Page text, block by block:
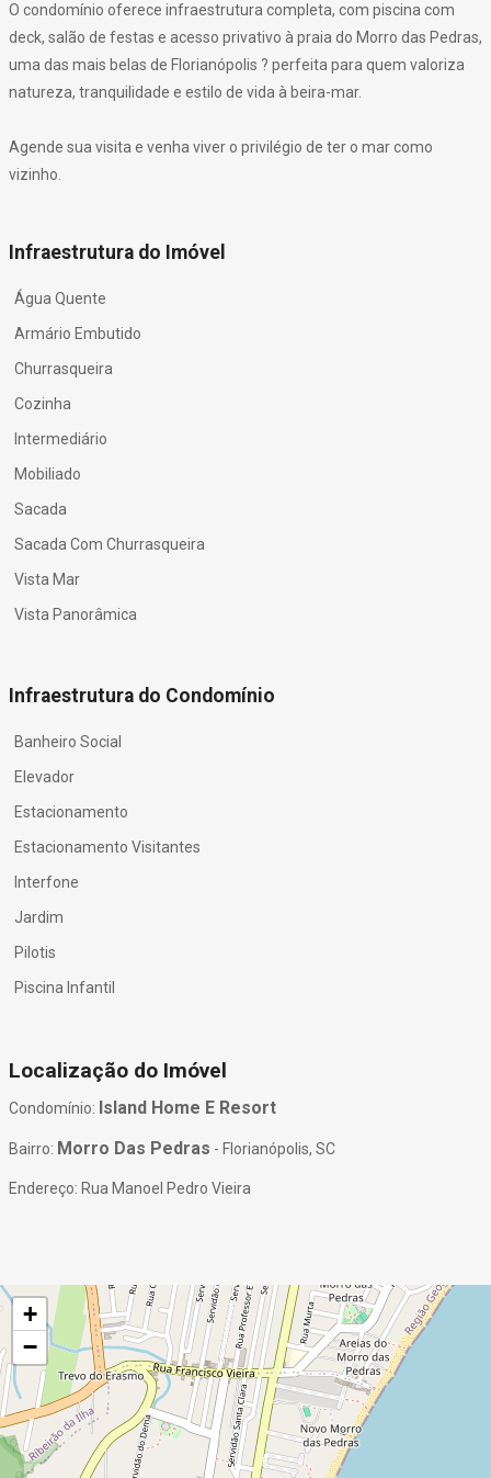
O condomínio oferece infraestrutura completa, com piscina com
deck, salão de festas e acesso privativo à praia do Morro das Pedras,
uma das mais belas de Florianópolis ? perfeita para quem valoriza
natureza, tranquilidade e estilo de vida à beira-mar.
Agende sua visita e venha viver o privilégio de ter o mar como
vizinho.
Infraestrutura do Imóvel
Água Quente
Armário Embutido
Churrasqueira
Cozinha
Intermediário
Mobiliado
Sacada
Sacada Com Churrasqueira
Vista Mar
Vista Panorâmica
Infraestrutura do Condomínio
Banheiro Social
Elevador
Estacionamento
Estacionamento Visitantes
Interfone
Jardim
Pilotis
Piscina Infantil
Localização do Imóvel
Condomínio: Island Home E Resort
Bairro: Morro Das Pedras - Florianópolis, SC
Endereço: Rua Manoel Pedro Vieira
+
−